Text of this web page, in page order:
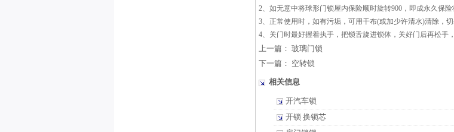
2、如无意中将球形门锁屋内保险顺时旋转900，即成永久保
3、正常使用时，如有污垢，可用干布(或加少许清水)清除，
4、关门时最好握着执手，把锁舌旋进锁体，关好门后再松手
上一篇： 玻璃门锁
下一篇： 空转锁
相关信息
开汽车锁
开锁 换锁芯